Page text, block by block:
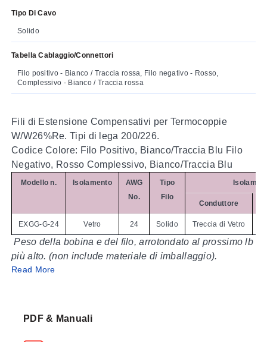
Tipo Di Cavo
Solido
Tabella Cablaggio/connettori
Filo positivo - Bianco / Traccia rossa, Filo negativo - Rosso,
Complessivo - Bianco / Traccia rossa
Fili di Estensione Compensativi per Termocoppie
W/W26%Re. Tipi di lega 200/226.
Codice Colore: Filo Positivo, Bianco/Traccia Blu Filo
Negativo, Rosso Complessivo, Bianco/Traccia Blu
Modello n. Isolamento
AWG
No.
Tipo
Filo
Conduttore
EXGG-G-24 Vetro 24 Solido Treccia di Vetro
Peso della bobina e del filo, arrotondato al prossimo lb
più alto. (non include materiale di imballaggio).
Read More
PDF & Manuali